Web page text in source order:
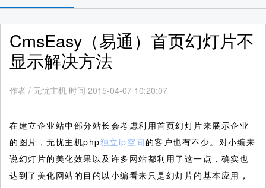
CmsEasy（易通）首页幻灯片不
显示解决方法
作者 / 无忧主机 时间 2015-04-07 10:20:07
在建立企业站中部分站长会考虑利用首页幻灯片来展示企业
的图片，无忧主机php独立ip空间 的客户也有不少。对小编来
说幻灯片的美化效果以及许多网站都利用了这一点，确实也
达到了美化网站的目的以小编看来只是幻灯片的基本应用，